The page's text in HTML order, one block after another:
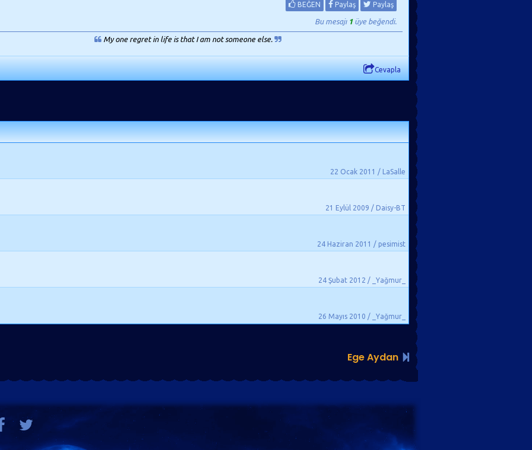
BEĞEN Paylaş Paylaş
Bu mesajı 1üye beğendi.
My one regret in life is that I am not someone else.
Cevapla
22 Ocak 2011 / LaSalle
21 Eylül 2009 / Daisy-BT
24 Haziran 2011 / pesimist
24 Şubat 2012 / _Yağmur_
26 Mayıs 2010 / _Yağmur_
Ege Aydan